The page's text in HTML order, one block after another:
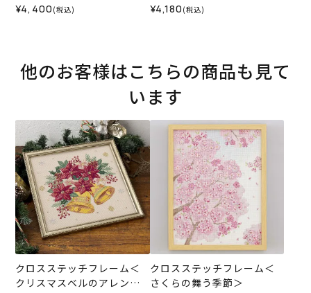
¥4,400 (税込) ¥4,180 (税込)
他のお客様はこちらの商品も見て
います
クロスステッチフレーム＜
クリスマスベルのアレンジ
クロスステッチフレーム＜
さくらの舞う季節＞